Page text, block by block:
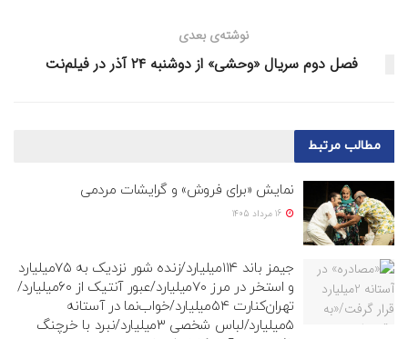
نوشته‌ی بعدی
فصل دوم سریال «وحشی» از دوشنبه ۲۴ آذر در فیلم‌نت
مطالب مرتبط
نمایش «برای فروش» و گرایشات مردمی
جیمز باند ۱۱۴میلیارد/زنده شور نزدیک به ۷۵میلیارد
و استخر در مرز ۷۰میلیارد/عبور آنتیک از ۶۰میلیارد/
تهران‌کنارت ۵۴میلیارد/خواب‌نما در آستانه
۵میلیارد/لباس شخصی ۳میلیارد/نبرد با خرچنگ